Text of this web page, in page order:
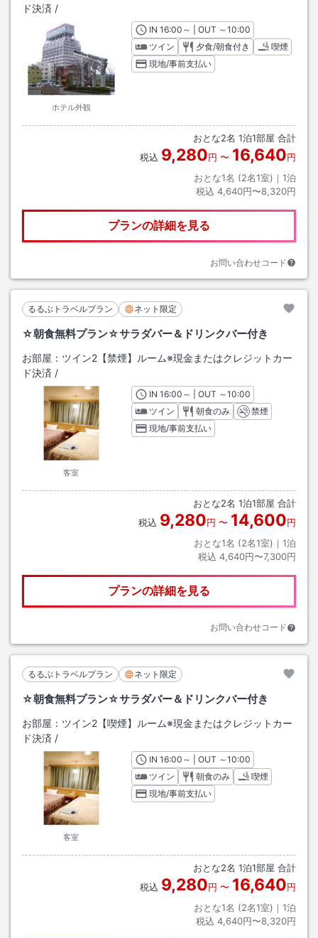
ド決済 /
ホテル外観
INチェックイン
16:00 ～ | OUT チェックアウト
～10:00
ツイン
夕食/朝食付き
喫煙
現地/事前支払い
おとな2名 1泊1部屋 合計
税込 9,280円 〜 16,640円
おとな1名 (2名1室)｜ 1泊
税込 4,640円〜8,320円
プランの詳細を見る
お問い合わせコード
るるぶトラベルプラン ネット限定
☆朝食無料プラン☆サラダバー＆ドリンクバー付き
お部屋： ツイン2【禁煙】ルーム※現金またはクレジットカー
ド決済 /
客室
INチェックイン
16:00 ～ | OUT チェックアウト
～10:00
ツイン
朝食のみ
禁煙
現地/事前支払い
おとな2名 1泊1部屋 合計
税込 9,280円 〜 14,600円
おとな1名 (2名1室)｜ 1泊
税込 4,640円〜7,300円
プランの詳細を見る
お問い合わせコード
るるぶトラベルプラン ネット限定
☆朝食無料プラン☆サラダバー＆ドリンクバー付き
お部屋： ツイン2【喫煙】ルーム※現金またはクレジットカー
ド決済 /
客室
INチェックイン
16:00 ～ | OUT チェックアウト
～10:00
ツイン
朝食のみ
喫煙
現地/事前支払い
おとな2名 1泊1部屋 合計
税込 9,280円 〜 16,640円
おとな1名 (2名1室)｜ 1泊
税込 4,640円〜8,320円